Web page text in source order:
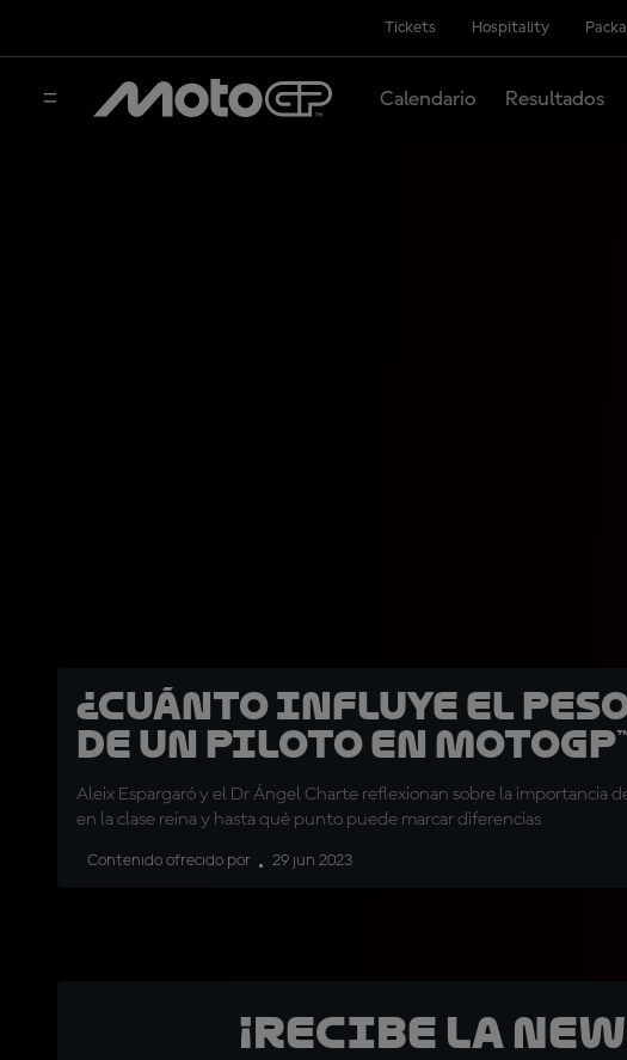
Tickets Hospitality
Calendario Resultados
¿Cuánto influye el
de un piloto en
Aleix Espargaró y el Dr Ángel Charte reflexionan sobre la importancia
en la clase reina y hasta qué punto puede marcar diferencias
Contenido ofrecido por 29 jun 2023
¡Recibe la